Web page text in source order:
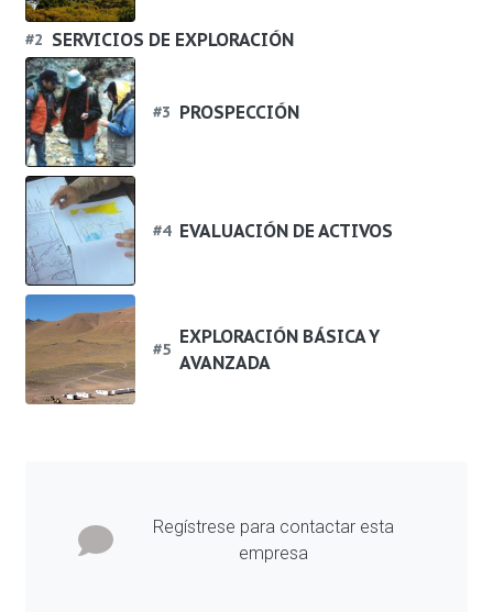
#2 SERVICIOS DE EXPLORACIÓN
#3 PROSPECCIÓN
#4 EVALUACIÓN DE ACTIVOS
#5
EXPLORACIÓN BÁSICA Y
AVANZADA
Regístrese para contactar esta
empresa